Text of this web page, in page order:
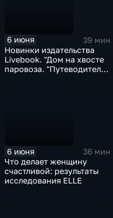
6 июня
39 мин
Новинки издательства
Livebook. "Дом на хвосте
паровоза. "Путеводитель
6 июня
36 мин
Что делает женщину
счастливой: результаты
исследования ELLE